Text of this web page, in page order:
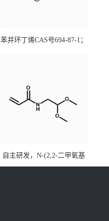
苯并环丁烯CAS号694-87-1；
自主研发，N-(2,2-二甲氧基
乙基)丙烯酰胺CAS号49707-